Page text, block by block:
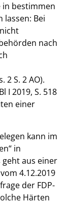
in bestimmen
lassen: Bei
nach
2 S. 2 AO).
I 2019, S. 518
einer
kann im
in
aus einer
4.12.2019
der FDP-
Härten